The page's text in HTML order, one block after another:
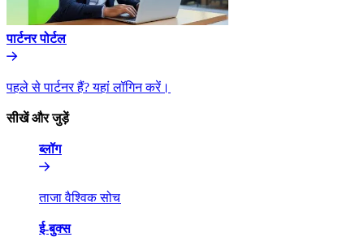
पार्टनर पोर्टल​​
पहले से पार्टनर हैं? यहां लॉगिन करें।​​
सीखें और जुड़ें​​
ब्लॉग​​
ताजा वैश्विक सोच​​
ई-बुक्स​​